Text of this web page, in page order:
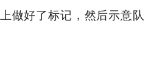
做好了标记，然后示意队